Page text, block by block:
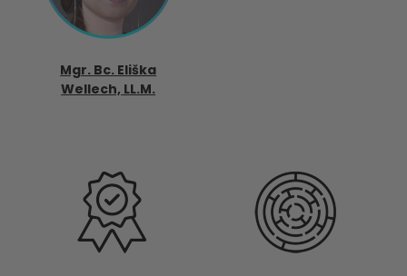
Mgr. Bc. Eliška
Wellech, LL.M.